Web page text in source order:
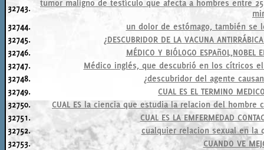
32743.
tumor maligno de testículo que afecta a hombres entre
32744.
un dolor de estómago, también se
32745.
¿DESCUBRIDOR DE LA VACUNA
32746.
MÉDICO Y BIÓLOGO ESPAñOL,NOBEL
32747.
Médico inglés, que descubrió en los cítricos
32748.
¿descubridor del agente
32749.
CUAL ES EL TERMINO
32750.
CUAL ES la ciencia que estudia la relacion del
32751.
CUAL ES LA EMFERMEDAD
32752.
cualquier relacion sexual en la
32753.
CUANDO VE